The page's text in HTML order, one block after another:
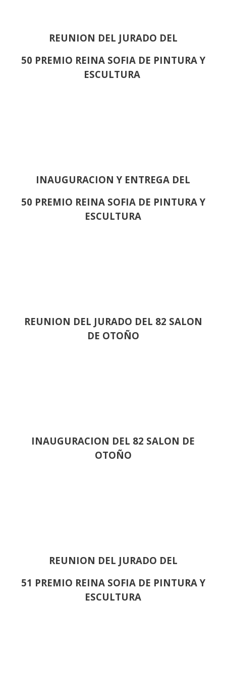
REUNION DEL JURADO DEL
50 PREMIO REINA SOFIA DE PINTURA Y
ESCULTURA
INAUGURACION Y ENTREGA DEL
50 PREMIO REINA SOFIA DE PINTURA Y
ESCULTURA
REUNION DEL JURADO DEL 82 SALON
DE OTOÑO
INAUGURACION DEL 82 SALON DE
OTOÑO
REUNION DEL JURADO DEL
51 PREMIO REINA SOFIA DE PINTURA Y
ESCULTURA